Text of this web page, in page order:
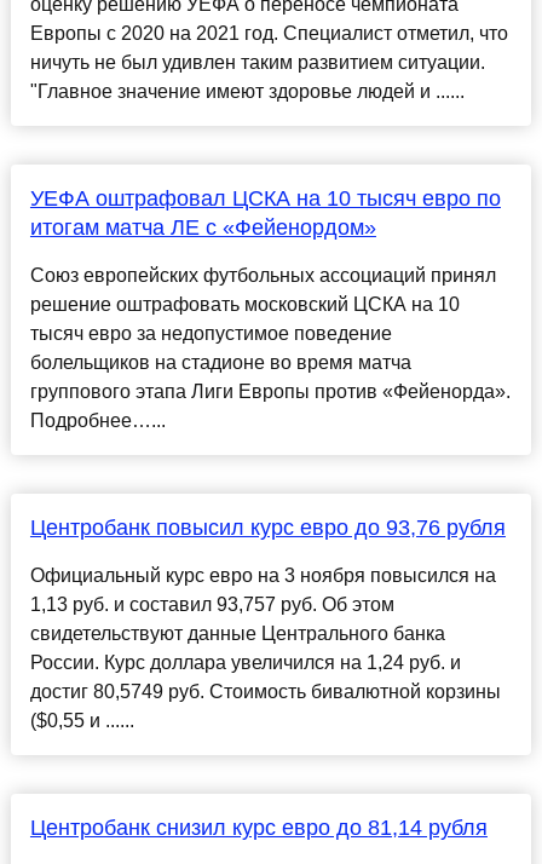
оценку решению УЕФА о переносе чемпионата
Европы с 2020 на 2021 год. Специалист отметил, что
ничуть не был удивлен таким развитием ситуации.
"Главное значение имеют здоровье людей и ......
УЕФА оштрафовал ЦСКА на 10 тысяч евро по
итогам матча ЛЕ с «Фейенордом»
Союз европейских футбольных ассоциаций принял
решение оштрафовать московский ЦСКА на 10
тысяч евро за недопустимое поведение
болельщиков на стадионе во время матча
группового этапа Лиги Европы против «Фейенорда».
Подробнее…...
Центробанк повысил курс евро до 93,76 рубля
Официальный курс евро на 3 ноября повысился на
1,13 руб. и составил 93,757 руб. Об этом
свидетельствуют данные Центрального банка
России. Курс доллара увеличился на 1,24 руб. и
достиг 80,5749 руб. Стоимость бивалютной корзины
($0,55 и ......
Центробанк снизил курс евро до 81,14 рубля